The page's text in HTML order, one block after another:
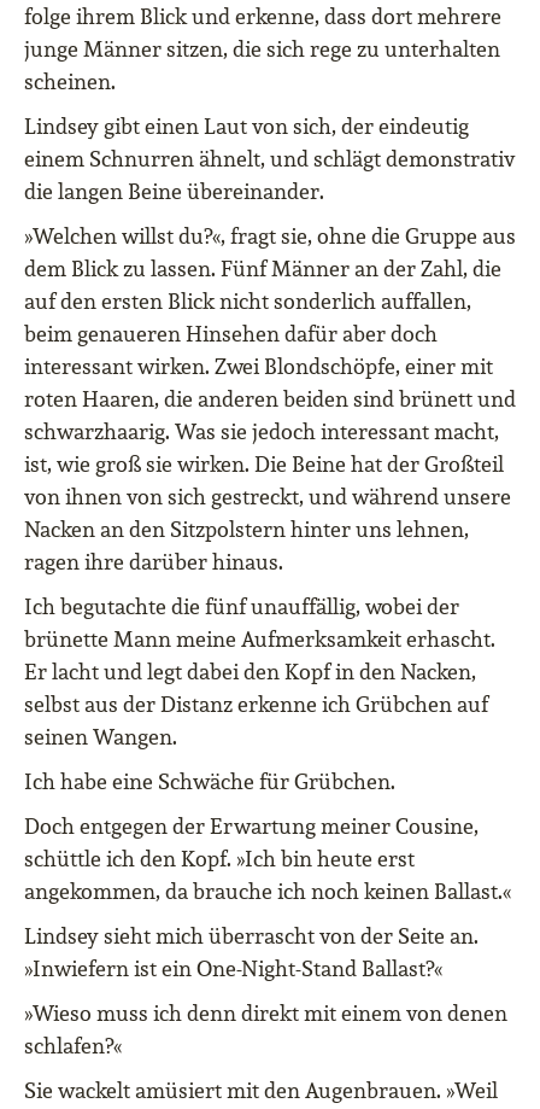
folge ihrem Blick und erkenne, dass dort mehrere
junge Männer sitzen, die sich rege zu unterhalten
scheinen.
Lindsey gibt einen Laut von sich, der eindeutig
einem Schnurren ähnelt, und schlägt demonstrativ
die langen Beine übereinander.
»Welchen willst du?«, fragt sie, ohne die Gruppe aus
dem Blick zu lassen. Fünf Männer an der Zahl, die
auf den ersten Blick nicht sonderlich auffallen,
beim genaueren Hinsehen dafür aber doch
interessant wirken. Zwei Blondschöpfe, einer mit
roten Haaren, die anderen beiden sind brünett und
schwarzhaarig. Was sie jedoch interessant macht,
ist, wie groß sie wirken. Die Beine hat der Großteil
von ihnen von sich gestreckt, und während unsere
Nacken an den Sitzpolstern hinter uns lehnen,
ragen ihre darüber hinaus.
Ich begutachte die fünf unauffällig, wobei der
brünette Mann meine Aufmerksamkeit erhascht.
Er lacht und legt dabei den Kopf in den Nacken,
selbst aus der Distanz erkenne ich Grübchen auf
seinen Wangen.
Ich habe eine Schwäche für Grübchen.
Doch entgegen der Erwartung meiner Cousine,
schüttle ich den Kopf. »Ich bin heute erst
angekommen, da brauche ich noch keinen Ballast.«
Lindsey sieht mich überrascht von der Seite an.
»Inwiefern ist ein One-Night-Stand Ballast?«
»Wieso muss ich denn direkt mit einem von denen
schlafen?«
Sie wackelt amüsiert mit den Augenbrauen. »Weil